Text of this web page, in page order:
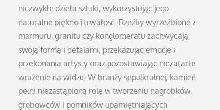
niezwykłe dzieła sztuki, wykorzystując jego
naturalne piękno i trwałość. Rzeźby wyrzeźbione z
marmuru, granitu czy konglomeratu zachwycają
swoją formą i detalami, przekazując emocje i
przekonania artysty oraz pozostawiając niezatarte
wrażenie na widzu. W branży sepulkralnej, kamień
pełni niezastąpioną rolę w tworzeniu nagrobków,
grobowców i pomników upamiętniających